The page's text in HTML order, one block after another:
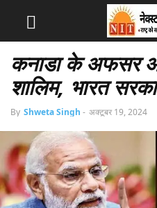
कनाडा के अफसर
शालिम, भारत
By Shweta Singh - अक्टूबर 19, 2024